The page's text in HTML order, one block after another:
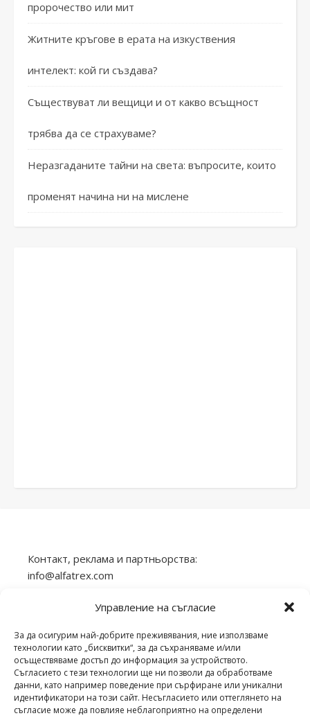
Управление на съгласие
За да осигурим най-добрите преживявания, ние използваме
технологии като „бисквитки“, за да съхраняваме и/или
осъществяваме достъп до информация за устройството.
Съгласието с тези технологии ще ни позволи да обработваме
данни, като например поведение при сърфиране или уникални
идентификатори на този сайт. Несъгласието или оттеглянето на
съгласие може да повлияе неблагоприятно на определени
пророчество или мит
Житните кръгове в ерата на изкуствения
интелект: кой ги създава?
Съществуват ли вещици и от какво всъщност
трябва да се страхуваме?
Неразгаданите тайни на света: въпросите, които
променят начина ни на мислене
Контакт, реклама и партньорства:
info@alfatrex.com
Използването или публикуването на част или
цялото съдържание от сайта veilend.com без
разрешение е забранено.
veilend.com © Всички права запазени. | 2026 ©